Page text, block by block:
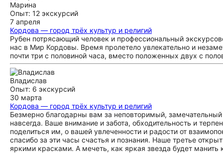
Марина
Опыт: 12 экскурсий
7 апреля
Кордова — город трёх культур и религий
Рубен потрясающий человек и профессиональный
нас в Мир Кордовы. Время пролетело увлекательно и
почти три с половиной часа, вместо положенных двух с
Владислав
Опыт: 6 экскурсий
30 марта
Кордова — город трёх культур и религий
Безмерно благодарны вам за неповторимый,
навсегда. Ваше внимание и забота, обходительность и
поделиться им, о вашей увлеченности и радости от
спасибо за эти часы счастья и познания. Наше третье
яркими красками. А мечеть, как яркая звезда будет